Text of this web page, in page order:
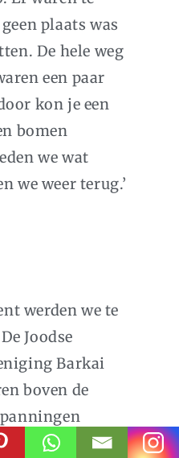
plaats was
De hele weg
een paar
kon je een
bomen
we wat
we weer terug.’
werden we te
Joodse
Barkai
boven de
en de